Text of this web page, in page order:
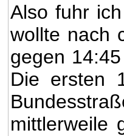
Also fuhr
wollte nach
gegen
Die ersten
mittlerweile